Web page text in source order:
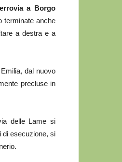
a Borgo
terminate anche
a destra e a
dal nuovo
precluse in
delle Lame si
di esecuzione, si